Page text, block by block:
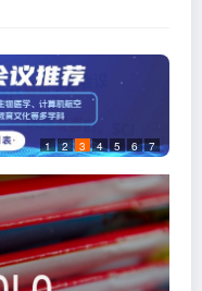
1 2 3 4 5 6 7